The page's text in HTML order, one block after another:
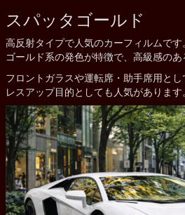
スパッタゴールド
高反射タイプで人気のカーフィルムです。
ゴールド系の発色が特徴で、高級感のあ
フロントガラスや運転席・助手席用と
レスアップ目的としても人気があります。